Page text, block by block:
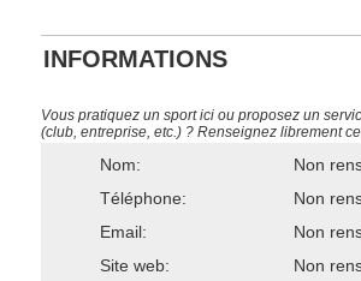
INFORMATIONS
Vous pratiquez un sport ici ou proposez un
(club, entreprise, etc.) ? Renseignez librement
Nom:
Non
Téléphone:
Non
Email:
Non
Site web:
Non